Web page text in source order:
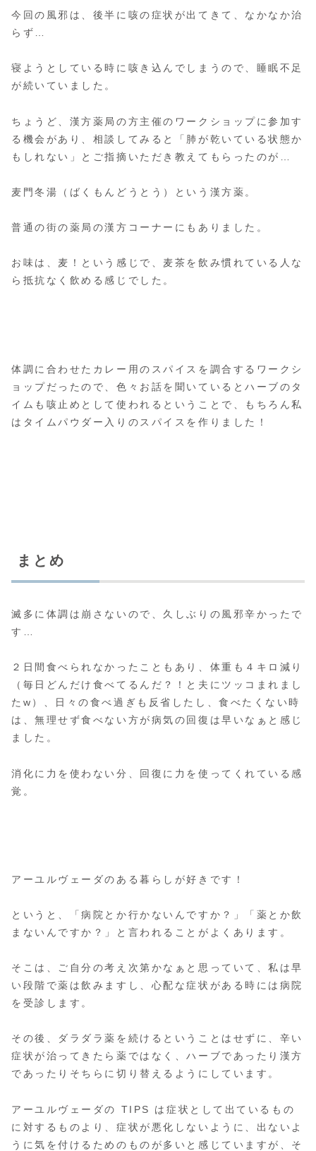
今回の風邪は、後半に咳の症状が出てきて、なかなか治
らず…
寝ようとしている時に咳き込んでしまうので、睡眠不足
が続いていました。
ちょうど、漢方薬局の方主催のワークショップに参加す
る機会があり、相談してみると「肺が乾いている状態か
もしれない」とご指摘いただき教えてもらったのが…
麦門冬湯（ばくもんどうとう）という漢方薬。
普通の街の薬局の漢方コーナーにもありました。
お味は、麦！という感じで、麦茶を飲み慣れている人な
ら抵抗なく飲める感じでした。
体調に合わせたカレー用のスパイスを調合するワークシ
ョップだったので、色々お話を聞いているとハーブのタ
イムも咳止めとして使われるということで、もちろん私
はタイムパウダー入りのスパイスを作りました！
まとめ
滅多に体調は崩さないので、久しぶりの風邪辛かったで
す…
２日間食べられなかったこともあり、体重も４キロ減り
（毎日どんだけ食べてるんだ？！と夫にツッコまれまし
たw）、日々の食べ過ぎも反省したし、食べたくない時
は、無理せず食べない方が病気の回復は早いなぁと感じ
ました。
消化に力を使わない分、回復に力を使ってくれている感
覚。
アーユルヴェーダのある暮らしが好きです！
というと、「病院とか行かないんですか？」「薬とか飲
まないんですか？」と言われることがよくあります。
そこは、ご自分の考え次第かなぁと思っていて、私は早
い段階で薬は飲みますし、心配な症状がある時には病院
を受診します。
その後、ダラダラ薬を続けるということはせずに、辛い
症状が治ってきたら薬ではなく、ハーブであったり漢方
であったりそちらに切り替えるようにしています。
アーユルヴェーダの TIPS は症状として出ているもの
に対するものより、症状が悪化しないように、出ないよ
うに気を付けるためのものが多いと感じていますが、そ